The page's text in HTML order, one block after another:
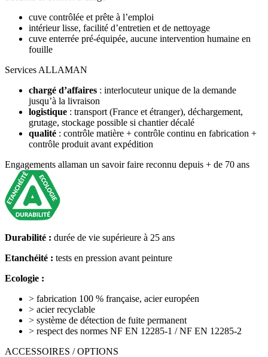
cuve contrôlée et prête à l’emploi
intérieur lisse, facilité d’entretien et de nettoyage
cuve enterrée pré-équipée, aucune intervention humaine en
fouille
Services ALLAMAN
chargé d’affaires : interlocuteur unique de la demande
jusqu’à la livraison
logistique : transport (France et étranger), déchargement,
grutage, stockage possible si chantier décalé
qualité : contrôle matière + contrôle continu en fabrication +
contrôle produit avant expédition
Engagements allaman un savoir faire reconnu depuis + de 70 ans
Durabilité : durée de vie supérieure à 25 ans
Etanchéité : tests en pression avant peinture
Ecologie :
> fabrication 100 % française, acier européen
> acier recyclable
> système de détection de fuite permanent
> respect des normes NF EN 12285-1 / NF EN 12285-2
ACCESSOIRES / OPTIONS